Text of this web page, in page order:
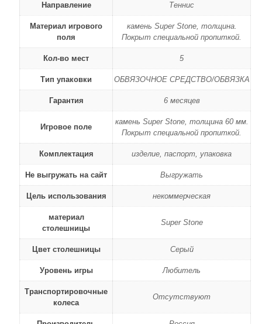
Направление Теннис
Материал игрового
поля
камень Super Stone, толщина.
Покрыт специальной пропиткой.
Кол-во мест 5
Тип упаковки ОБВЯЗОЧНОЕ СРЕДСТВО/ОБВЯЗКА
Гарантия 6 месяцев
Игровое поле
камень Super Stone, толщина 60 мм.
Покрыт специальной пропиткой.
Комплектация изделие, паспорт, упаковка
Не выгружать на сайт Выгружать
Цель использования некоммерческая
материал
столешницы
Super Stone
Цвет столешницы Серый
Уровень игры Любитель
Транспортировочные
колеса
Отсутствуют